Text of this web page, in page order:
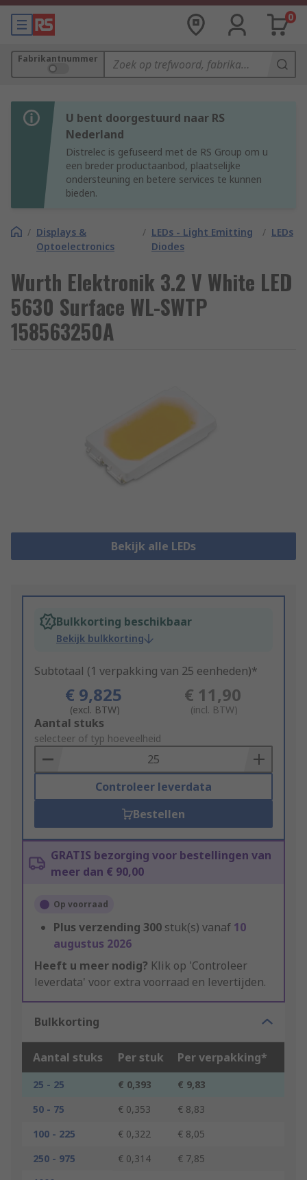
0
Fabrikantnummer
U bent doorgestuurd naar RS
Nederland
Distrelec is gefuseerd met de RS Group om u
een breder productaanbod, plaatselijke
ondersteuning en betere services te kunnen
bieden.
/ Displays &
Optoelectronics
/ LEDs - Light Emitting
Diodes
/ LEDs
Wurth Elektronik 3.2 V White LED
5630 Surface WL-SWTP
158563250A
Bekijk alle LEDs
Bulkkorting beschikbaar
Bekijk bulkkorting
Subtotaal (1 verpakking van 25 eenheden)*
€ 9,825
(excl. BTW)
€ 11,90
(incl. BTW)
Add
to
Basket
Aantal stuks
selecteer of typ hoeveelheid
Controleer leverdata
Bestellen
GRATIS bezorging voor bestellingen van
meer dan € 90,00
Op voorraad
Plus verzending 300 stuk(s) vanaf 10
augustus 2026
Heeft u meer nodig? Klik op 'Controleer
leverdata' voor extra voorraad en levertijden.
Bulkkorting
Aantal stuks Per stuk Per verpakking*
25 - 25 € 0,393
€ 9,83
50 - 75
€ 0,353
€ 8,83
100 - 225
€ 0,322
€ 8,05
250 - 975
€ 0,314
€ 7,85